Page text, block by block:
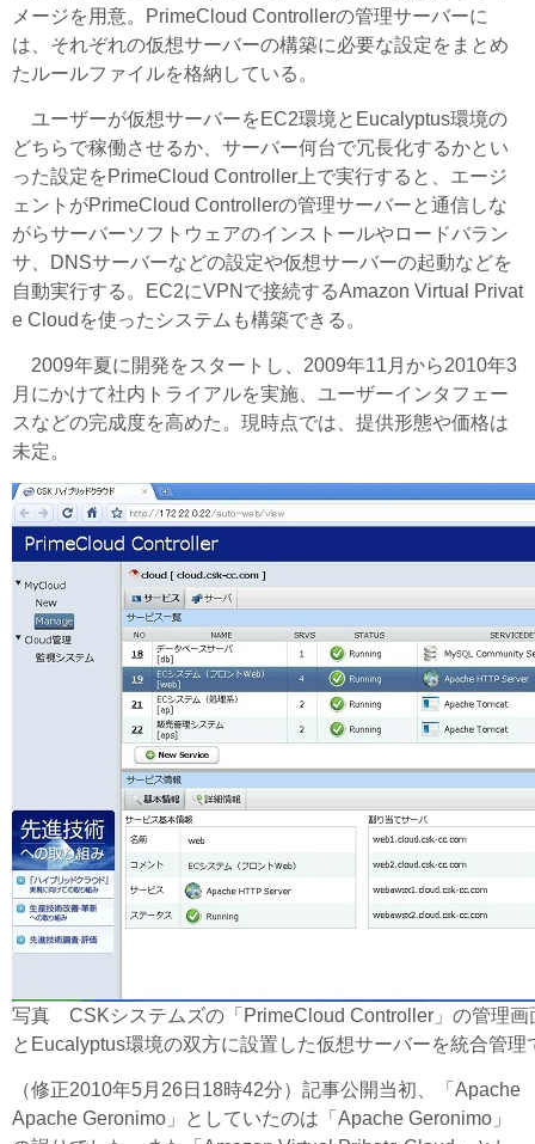
メージを用意。PrimeCloud Controllerの管理サーバーに
は、それぞれの仮想サーバーの構築に必要な設定をまとめ
たルールファイルを格納している。
ユーザーが仮想サーバーをEC2環境とEucalyptus環境の
どちらで稼働させるか、サーバー何台で冗長化するかとい
った設定をPrimeCloud Controller上で実行すると、エージ
ェントがPrimeCloud Controllerの管理サーバーと通信しな
がらサーバーソフトウェアのインストールやロードバラン
サ、DNSサーバーなどの設定や仮想サーバーの起動などを
自動実行する。EC2にVPNで接続するAmazon Virtual Privat
e Cloudを使ったシステムも構築できる。
2009年夏に開発をスタートし、2009年11月から2010年3
月にかけて社内トライアルを実施、ユーザーインタフェー
スなどの完成度を高めた。現時点では、提供形態や価格は
未定。
写真 CSKシステムズの「PrimeCloud Controller」の管理画
とEucalyptus環境の双方に設置した仮想サーバーを統合管理
（修正2010年5月26日18時42分）記事公開当初、「Apache
Apache Geronimo」としていたのは「Apache Geronimo」